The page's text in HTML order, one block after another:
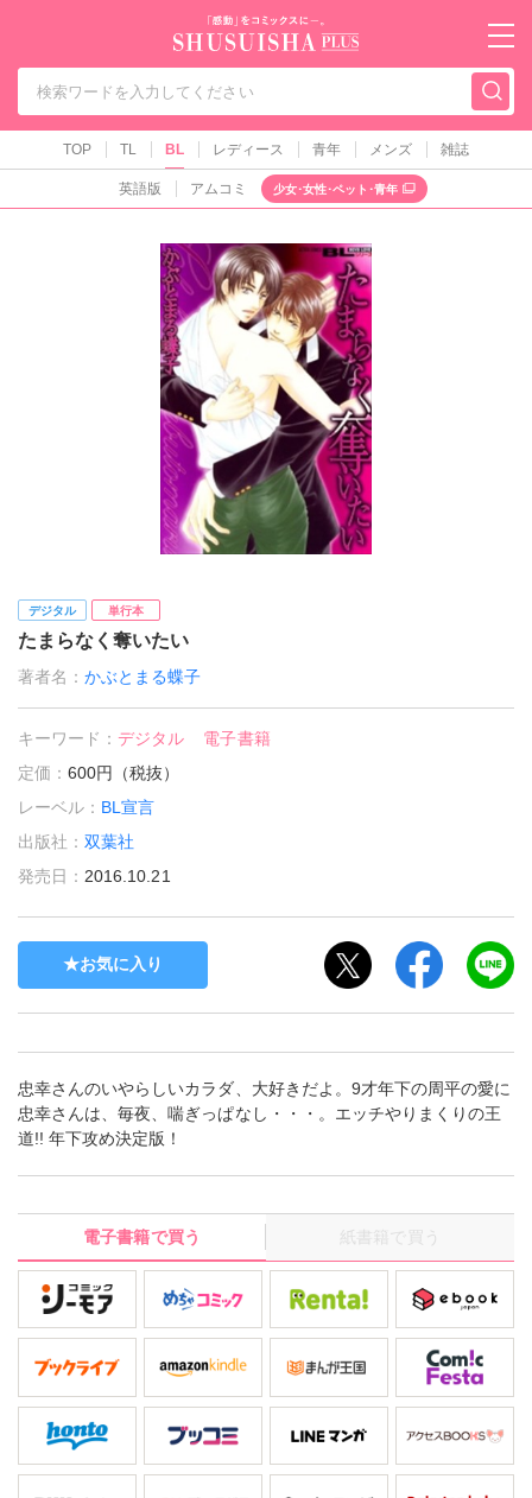
秋水社PLUS（テ
TOP TL BL レディース 青年 メンズ 雑誌
英語版 アムコミ 少女･女性･ペット･青年
デジタル 単行本
たまらなく奪いたい
著者名：かぶとまる蝶子
キーワード：デジタル
電子書籍
定価：600円（税抜）
レーベル： BL宣言
出版社：双葉社
発売日： 2016.10.21
お気に入り
忠幸さんのいやらしいカラダ、大好きだよ。9才年下の周平の愛に
忠幸さんは、毎夜、喘ぎっぱなし・・・。エッチやりまくりの王
道!! 年下攻め決定版！
電子書籍で買う 紙書籍で買う